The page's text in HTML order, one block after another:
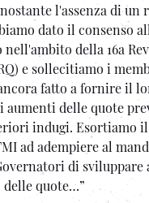
l'assenza di un
dato il consenso
della 16a
e sollecitiamo i
fatto a fornire il
aumenti delle quote
indugi. Esortiamo
ad adempiere al
di sviluppare
quote…”